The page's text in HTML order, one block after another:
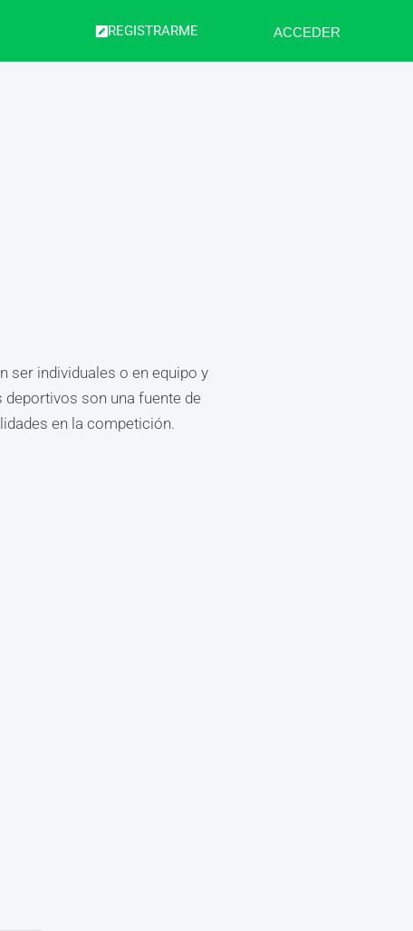
REGISTRARME ACCEDER
ser individuales o en equipo y
son una fuente de
en la competición.